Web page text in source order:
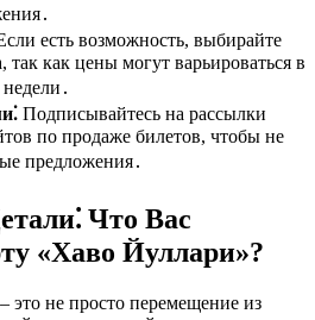
есть возможность, выбирайте
так как цены могут варьироваться в
Подписывайтесь на рассылки
по продаже билетов, чтобы не
предложения․
Что Вас
«Хаво Йуллари»?
это не просто перемещение из